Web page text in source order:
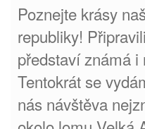
Poznejte krásy
republiky!
představí známá
Tentokrát se
nás návštěva